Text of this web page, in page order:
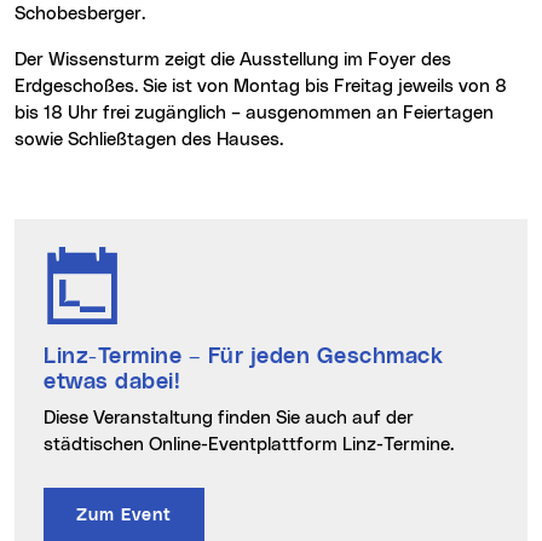
Schobesberger.
Der Wissensturm zeigt die Ausstellung im Foyer des
Erdgeschoßes. Sie ist von Montag bis Freitag jeweils von 8
bis 18 Uhr frei zugänglich – ausgenommen an Feiertagen
sowie Schließtagen des Hauses.
Linz-Termine – Für jeden Geschmack
etwas dabei!
Diese Veranstaltung finden Sie auch auf der
städtischen Online-Eventplattform Linz-Termine.
Zum Event